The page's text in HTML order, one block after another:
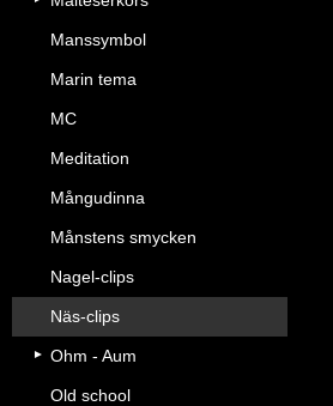
Manssymbol
Marin tema
MC
Meditation
Mångudinna
Månstens smycken
Nagel-clips
Näs-clips
Ohm - Aum
Old school